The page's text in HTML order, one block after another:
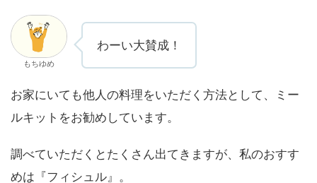
もちゆめ
わーい大賛成！
お家にいても他人の料理をいただく方法として、ミー
ルキットをお勧めしています。
調べていただくとたくさん出てきますが、私のおすす
めは『フィシュル』。